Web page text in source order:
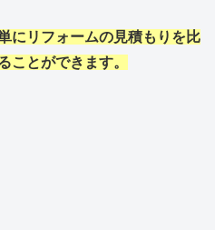
にリフォームの見積もりを比
ことができます。